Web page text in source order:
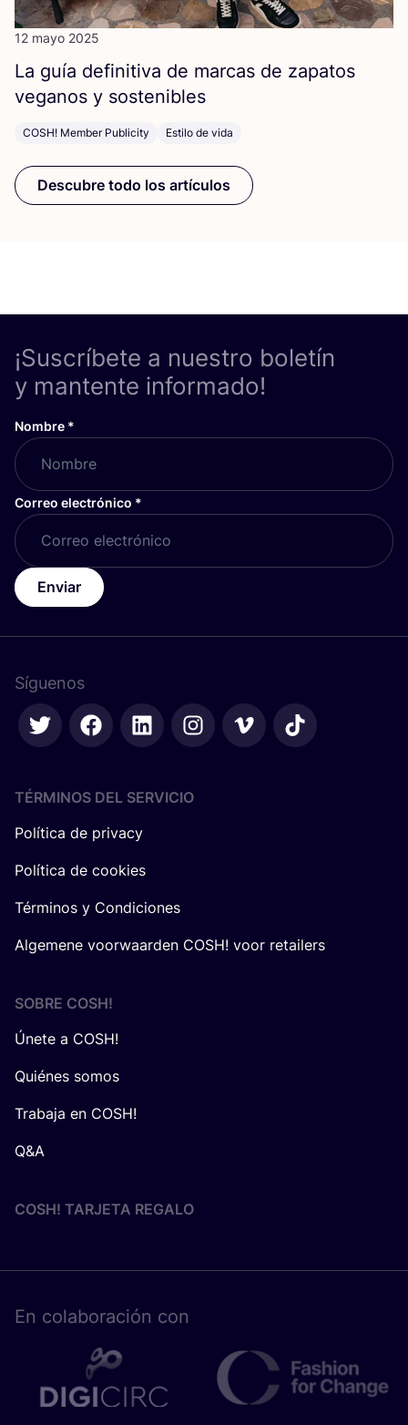
12 mayo 2025
La guía defi­ni­ti­va de mar­cas de zapa­tos
vega­nos y sostenibles
COSH! Member Publicity Estilo de vida
Descubre todo los artículos
¡Suscríbete a nuestro boletín
y mantente informado!
Nombre *
Correo electrónico *
Enviar
Síguenos
TÉRMINOS DEL SERVICIO
Política de privacy
Política de cookies
Términos y Condiciones
Algemene voorwaarden COSH! voor retailers
SOBRE COSH!
Únete a COSH!
Quiénes somos
Trabaja en COSH!
Q&A
COSH! TARJETA REGALO
En cola­bo­ra­ción con